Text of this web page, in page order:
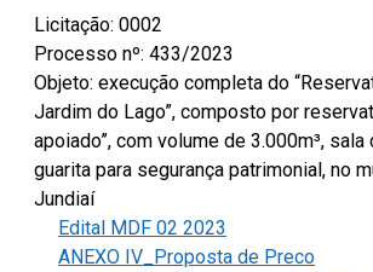
Licitação: 0002
Processo nº: 433/2023
Objeto: execução completa do
Jardim do Lago”, composto por
apoiado”, com volume de 3.000m³,
guarita para segurança patrimonial, no
Jundiaí
Edital MDF 02 2023
ANEXO IV_Proposta de Preco